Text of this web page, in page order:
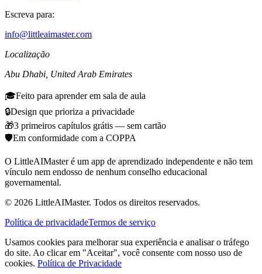
Escreva para:
info@littleaimaster.com
Localização
Abu Dhabi United Arab Emirates
🎓Feito para aprender em sala de aula
🔒Design que prioriza a privacidade
🎁3 primeiros capítulos grátis — sem cartão
🛡️Em conformidade com a COPPA
O LittleAIMaster é um app de aprendizado independente e não tem
vínculo nem endosso de nenhum conselho educacional
governamental.
© 2026 LittleAIMaster. Todos os direitos reservados.
Política de privacidadeTermos de serviço
Usamos cookies para melhorar sua experiência e analisar o tráfego
do site. Ao clicar em "Aceitar", você consente com nosso uso de
cookies. Política de Privacidade